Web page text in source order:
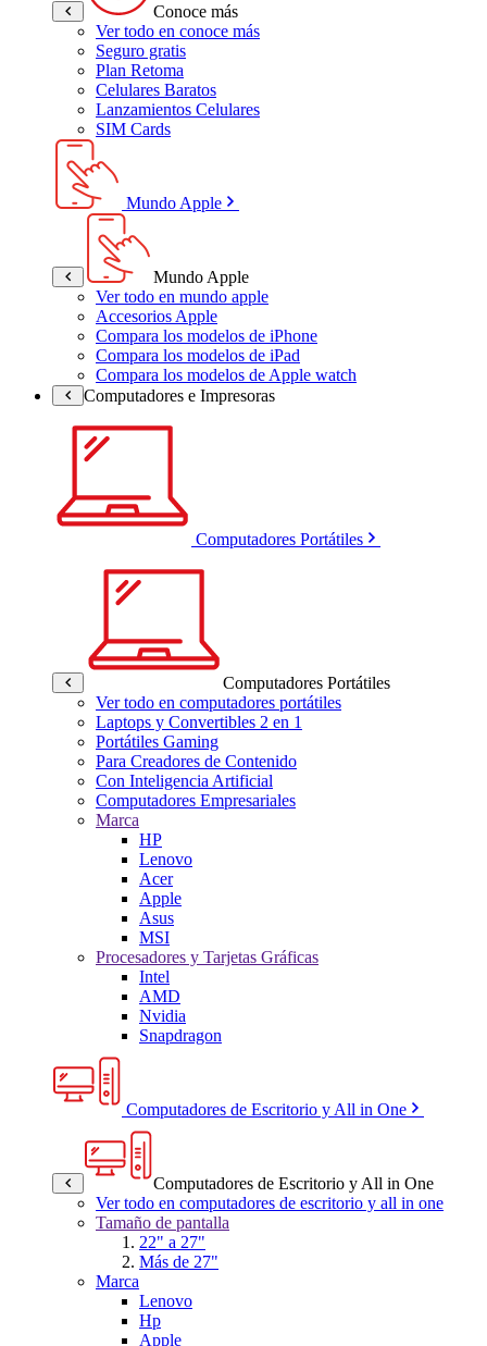
Conoce más
Ver todo en conoce más
Seguro gratis
Plan Retoma
Celulares Baratos
Lanzamientos Celulares
SIM Cards
Mundo Apple
Mundo Apple
Ver todo en mundo apple
Accesorios Apple
Compara los modelos de iPhone
Compara los modelos de iPad
Compara los modelos de Apple watch
Computadores e Impresoras
Computadores Portátiles
Computadores Portátiles
Ver todo en computadores portátiles
Laptops y Convertibles 2 en 1
Portátiles Gaming
Para Creadores de Contenido
Con Inteligencia Artificial
Computadores Empresariales
Marca
HP
Lenovo
Acer
Apple
Asus
MSI
Procesadores y Tarjetas Gráficas
Intel
AMD
Nvidia
Snapdragon
Computadores de Escritorio y All in One
Computadores de Escritorio y All in One
Ver todo en computadores de escritorio y all in one
Tamaño de pantalla
22" a 27"
Más de 27"
Marca
Lenovo
Hp
Apple